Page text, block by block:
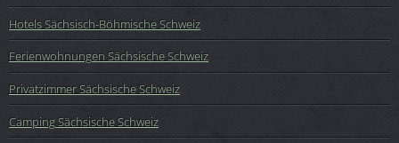
Hotels Sächsisch-Böhmische Schweiz
Ferienwohnungen Sächsische Schweiz
Privatzimmer Sächsische Schweiz
Camping Sächsische Schweiz